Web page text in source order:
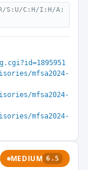
S:U/C:H/I:H/A:
mfsa2024-
mfsa2024-
mfsa2024-
MEDIUM 6.5